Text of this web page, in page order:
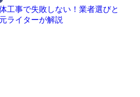
工事で失敗しない！業者選びと
ライターが解説